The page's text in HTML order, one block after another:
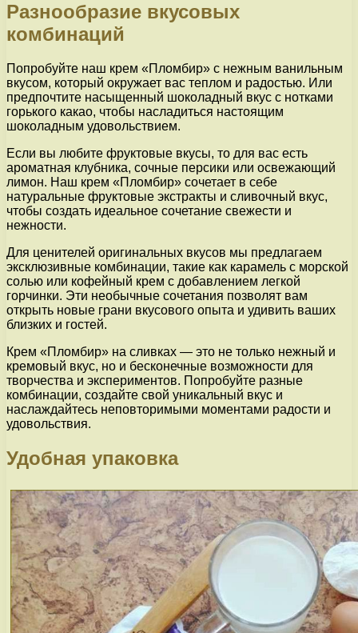
Разнообразие вкусовых
комбинаций
Попробуйте наш крем «Пломбир» с нежным ванильным
вкусом, который окружает вас теплом и радостью. Или
предпочтите насыщенный шоколадный вкус с нотками
горького какао, чтобы насладиться настоящим
шоколадным удовольствием.
Если вы любите фруктовые вкусы, то для вас есть
ароматная клубника, сочные персики или освежающий
лимон. Наш крем «Пломбир» сочетает в себе
натуральные фруктовые экстракты и сливочный вкус,
чтобы создать идеальное сочетание свежести и
нежности.
Для ценителей оригинальных вкусов мы предлагаем
эксклюзивные комбинации, такие как карамель с морской
солью или кофейный крем с добавлением легкой
горчинки. Эти необычные сочетания позволят вам
открыть новые грани вкусового опыта и удивить ваших
близких и гостей.
Крем «Пломбир» на сливках — это не только нежный и
кремовый вкус, но и бесконечные возможности для
творчества и экспериментов. Попробуйте разные
комбинации, создайте свой уникальный вкус и
наслаждайтесь неповторимыми моментами радости и
удовольствия.
Удобная упаковка